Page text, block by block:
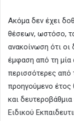
Ακόμα δεν έχει
θέσεων, ωστόσο,
ανακοίνωση ότι οι
έμφαση από τη μία
περισσότερες από
προηγούμενο έτος
και
Ειδικού